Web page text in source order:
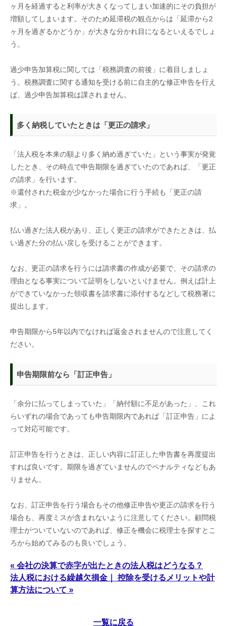
ヶ月を経過すると利率が大きくなってしまい加速的にその負担が
増額してしまいます。そのため延滞税の観点からは「延滞から2
ヶ月を過ぎるかどうか」が大きな分かれ目になるといえるでしょ
う。
過少申告加算税に関しては「税務調査の前後」に着目しましょ
う。税務調査に関する通知を受ける前に自主的な修正申告を行え
ば、過少申告加算税は課されません。
多く納税していたときは「更正の請求」
「法人税を本来の額より多く納め過ぎていた」という事実が発覚
したとき、その時点で申告期限を過ぎていたのであれば、「更正
の請求」を行います。
※還付された税金が少なかった場合に行う手続も「更正の請
求」。
払い過ぎた法人税があり、正しく更正の請求ができたときは、払
い過ぎた分の払い戻しを受けることができます。
なお、更正の請求を行うには請求書の作成が必要で、その請求の
理由となる事実について証明をしないといけません。例えば計上
ができていなかった領収書を請求書に添付するなどして税務署に
提出します。
申告期限から5年以内でなければ返金されませんので注意してく
ださい。
申告期限前なら「訂正申告」
「余分に払ってしまっていた」「納付額に不足があった」、これ
らいずれの場合であっても申告期限内であれば「訂正申告」によ
って対応可能です。
訂正申告を行うときは、正しい内容に訂正した申告書を再度提出
すれば良いです。期限を過ぎていませんのでペナルティなどもあ
りません。
なお、訂正申告を行う場合もその他修正申告や更正の請求を行う
場合も、再度ミスが含まれないように注意してください。顧問税
理士がついていないのであれば、修正を機会に税理士を探すとこ
ろから始めてみるのも良いでしょう。
« 会社の決算で赤字が出たときの法人税はどうなる？
法人税における繰越欠損金｜ 控除を受けるメリットや計
算方法について »
一覧に戻る